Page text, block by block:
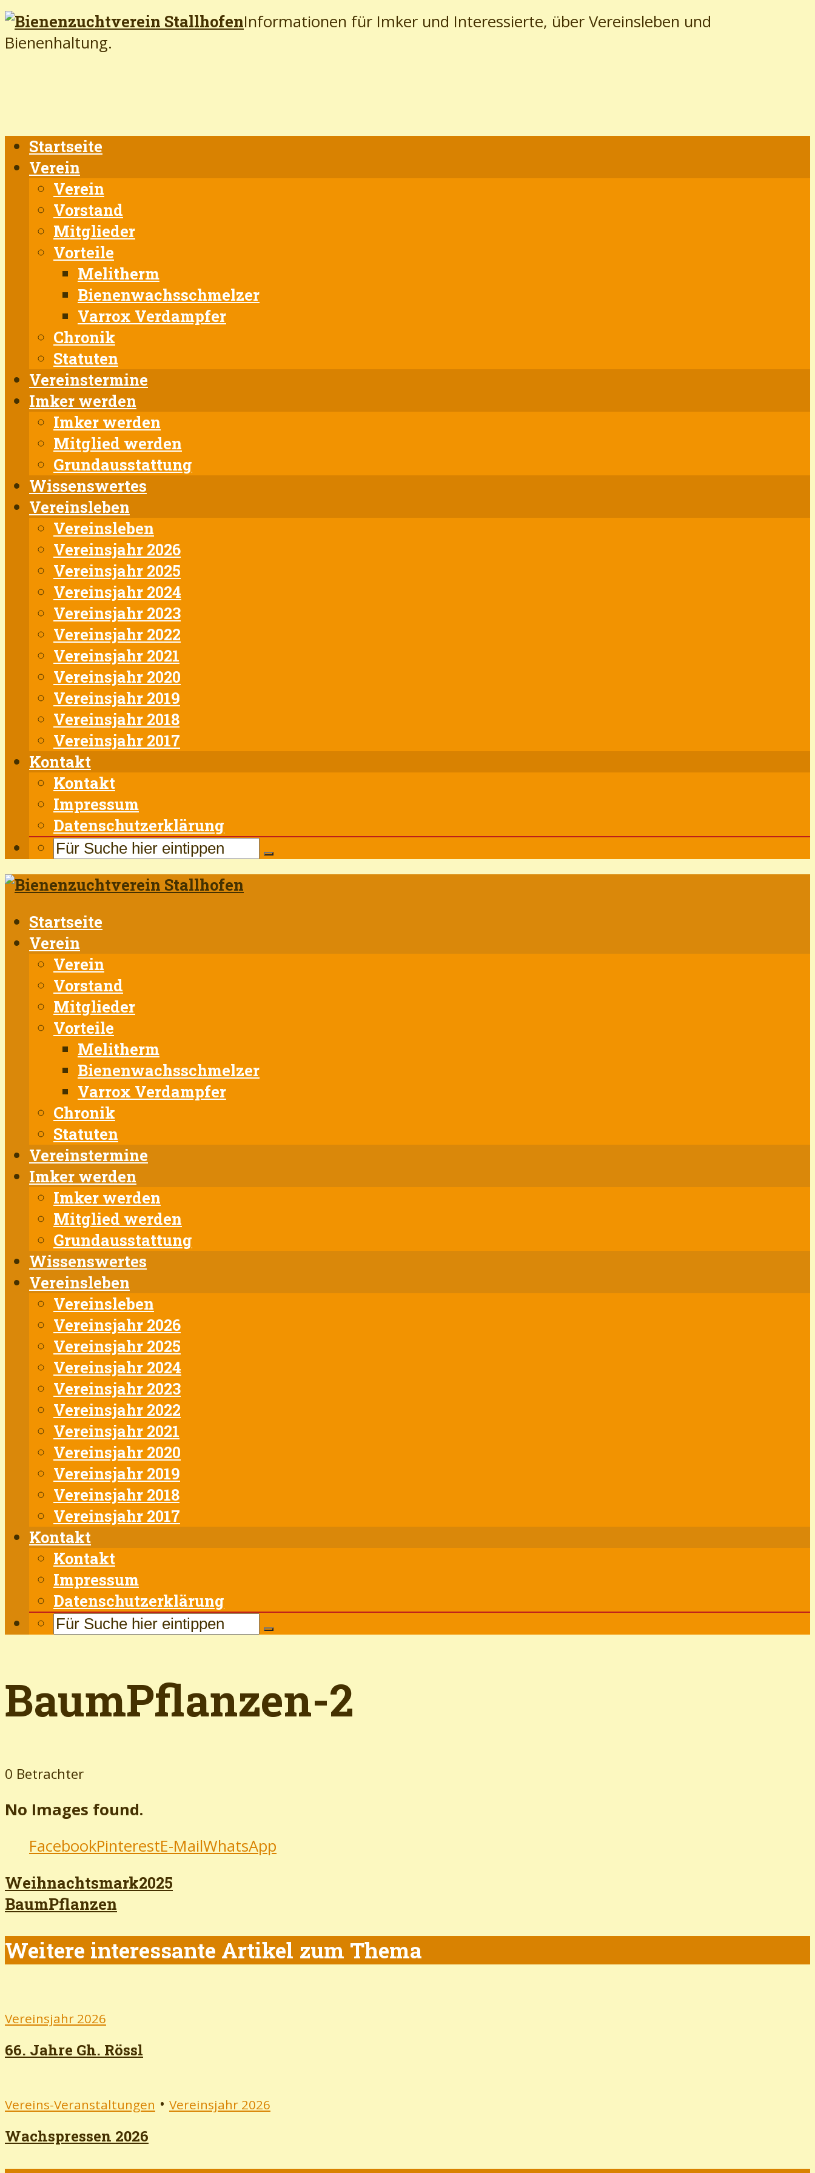
Informationen für Imker und Interessierte, über Vereinsleben und
Bienenhaltung.
Startseite
Verein
Verein
Vorstand
Mitglieder
Vorteile
Melitherm
Bienenwachsschmelzer
Varrox Verdampfer
Chronik
Statuten
Vereinstermine
Imker werden
Imker werden
Mitglied werden
Grundausstattung
Wissenswertes
Vereinsleben
Vereinsleben
Vereinsjahr 2026
Vereinsjahr 2025
Vereinsjahr 2024
Vereinsjahr 2023
Vereinsjahr 2022
Vereinsjahr 2021
Vereinsjahr 2020
Vereinsjahr 2019
Vereinsjahr 2018
Vereinsjahr 2017
Kontakt
Kontakt
Impressum
Datenschutzerklärung
Startseite
Verein
Verein
Vorstand
Mitglieder
Vorteile
Melitherm
Bienenwachsschmelzer
Varrox Verdampfer
Chronik
Statuten
Vereinstermine
Imker werden
Imker werden
Mitglied werden
Grundausstattung
Wissenswertes
Vereinsleben
Vereinsleben
Vereinsjahr 2026
Vereinsjahr 2025
Vereinsjahr 2024
Vereinsjahr 2023
Vereinsjahr 2022
Vereinsjahr 2021
Vereinsjahr 2020
Vereinsjahr 2019
Vereinsjahr 2018
Vereinsjahr 2017
Kontakt
Kontakt
Impressum
Datenschutzerklärung
BaumPflanzen-2
0 Betrachter
No Images found.
FacebookPinterestE-MailWhatsApp
Weihnachtsmark2025
BaumPflanzen
Weitere interessante Artikel zum Thema
Vereinsjahr 2026
66. Jahre Gh. Rössl
Vereins-Veranstaltungen • Vereinsjahr 2026
Wachspressen 2026